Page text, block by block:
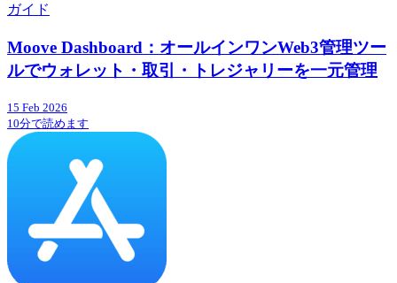
ガイド
Moove Dashboard：オールインワンWeb3管理ツー
ルでウォレット・取引・トレジャリーを一元管理
15 Feb 2026
10分で読めます